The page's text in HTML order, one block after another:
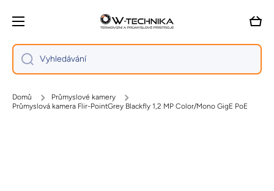
Přejít na obsah
Vozík
Vyhledávání
Domů
Průmyslové kamery
Průmyslová kamera Flir-PointGrey Blackfly 1,2 MP Color/Mono GigE PoE